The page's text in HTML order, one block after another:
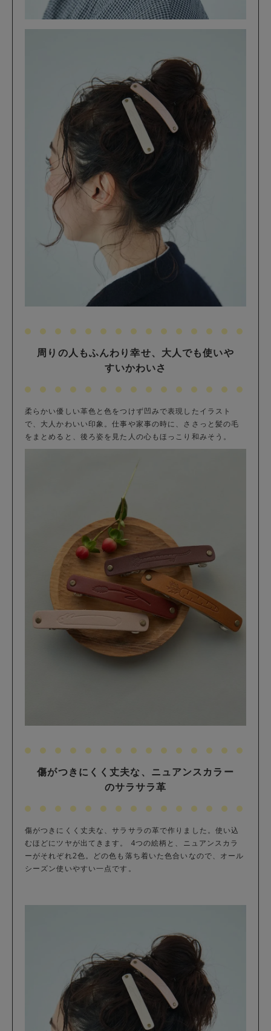
周りの人もふんわり幸せ、大人でも使いや
すいかわいさ
柔らかい優しい革色と色をつけず凹みで表現したイラスト
で、大人かわいい印象。仕事や家事の時に、ささっと髪の毛
をまとめると、後ろ姿を見た人の心もほっこり和みそう。
傷がつきにくく丈夫な、ニュアンスカラー
のサラサラ革
傷がつきにくく丈夫な、サラサラの革で作りました。使い込
むほどにツヤが出てきます。 4つの絵柄と、ニュアンスカラ
ーがそれぞれ2色。どの色も落ち着いた色合いなので、オール
シーズン使いやすい一点です。